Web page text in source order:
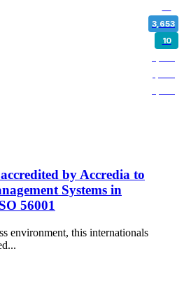
3,653
10
by Accredia to
Systems in
56001
environment, this internationals